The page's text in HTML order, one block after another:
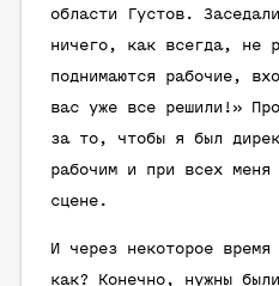
области Густов.
ничего, как всегда, не
поднимаются рабочие,
вас уже все решили!»
за то, чтобы я был
рабочим и при всех меня
сцене.
И через некоторое
как? Конечно, нужны